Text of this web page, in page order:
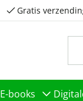
Gratis
E-books